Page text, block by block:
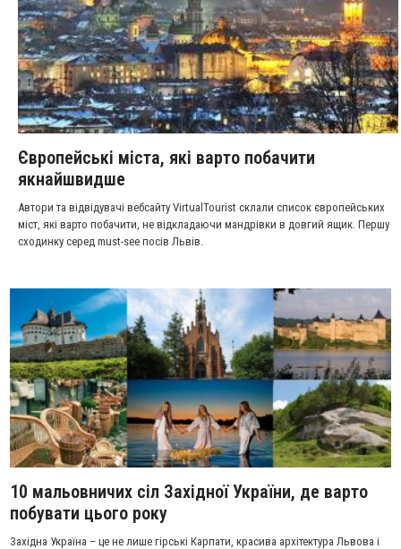
Європейські міста, які варто побачити
якнайшвидше
Автори та відвідувачі вебсайту VirtualTourist склали список європейських
міст, які варто побачити, не відкладаючи мандрівки в довгий ящик. Першу
сходинку серед must-see посів Львів.
10 мальовничих сіл Західної України, де варто
побувати цього року
Західна Україна – це не лише гірські Карпати, красива архітектура Львова і